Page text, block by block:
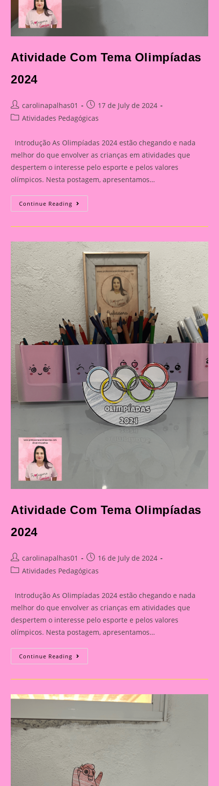
Atividade Com Tema Olimpíadas
2024
Post
author:
carolinapalhas01
Post
published:
17 de July de 2024
PostAtividades Pedagógicas
Introdução As Olimpíadas 2024 estão chegando e nada
melhor do que envolver as crianças em atividades que
despertem o interesse pelo esporte e pelos valores
olímpicos. Nesta postagem, apresentamos…
Continue Reading Atividade
Com
Atividade Com Tema Olimpíadas
2024
Post
author:
carolinapalhas01
Post
published:
16 de July de 2024
PostAtividades Pedagógicas
Introdução As Olimpíadas 2024 estão chegando e nada
melhor do que envolver as crianças em atividades que
despertem o interesse pelo esporte e pelos valores
olímpicos. Nesta postagem, apresentamos…
Continue Reading Atividade
Com